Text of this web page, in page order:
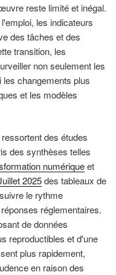
reste limité et inégal.
les indicateurs
des tâches et des
transition, les
non seulement les
changements plus
et les modèles
des études
des synthèses telles
numériqueet
2025des tableaux de
le rythme
réglementaires.
de données
reproductibles et d'une
plus rapidement,
en raison des